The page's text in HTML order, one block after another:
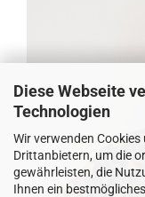
Diese Webseite
Technologien
Wir verwenden
Drittanbietern, um die
gewährleisten, die
Ihnen ein